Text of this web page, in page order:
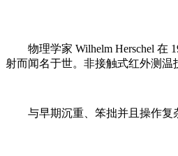
物理学家 Wilhelm Herschel
射而闻名于世。非接触式红外测温
与早期沉重、笨拙并且操作复